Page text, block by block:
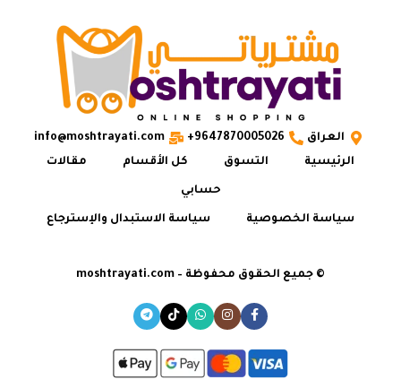
العراق 9647870005026+
info@moshtrayati.com
الرئيسية
التسوق كل الأقسام مقالات
حسابي
سياسة الخصوصية سياسة الاستبدال والإسترجاع
© جميع الحقوق محفوظة – moshtrayati.com